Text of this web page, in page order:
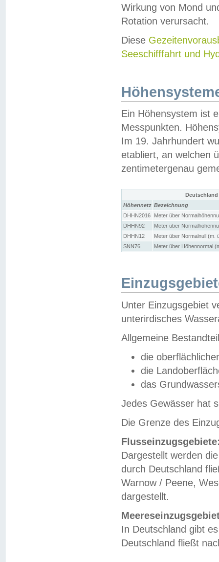
Wirkung von Mond
Rotation verursacht.
Diese
Seeschifffahrt und
Ein Höhensystem ist
Messpunkten.
Im 19. Jahrhundert
etabliert, an welchen
zentimetergenau
Höhennetz Bezeichnung
DHHN2016
Meter über
DHHN92
Meter über
DHHN12
Meter über Normalnull (m.
SNN76
Meter über Höhennormal
Unter Einzugsgebiet
unterirdisches
Allgemeine
die
die
das
Jedes Gewässer hat
Die Grenze des
Dargestellt werden
durch Deutschland
Warnow / Peene,
dargestellt.
In Deutschland gibt
Deutschland fließt